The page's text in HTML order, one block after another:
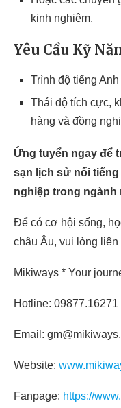
kinh nghiệm.
Yêu Cầu Kỹ
Trình độ tiếng Anh
Thái độ tích cực,
hàng và đồng
Ứng tuyển ngay để
sạn lịch sử nổi
nghiệp trong ngành
Để có cơ hội sống,
châu Âu, vui lòng liên
Mikiways * Your
Hotline: 09877.16271
Email:
Website:
Fanpage: https://